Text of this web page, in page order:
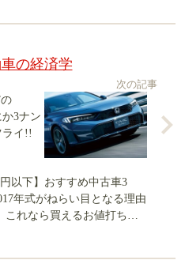
の経済学
次の記事
3ナン
ライ!!
円以下】おすすめ中古車3
年式がねらい目となる理由
れなら買えるお値打ち中